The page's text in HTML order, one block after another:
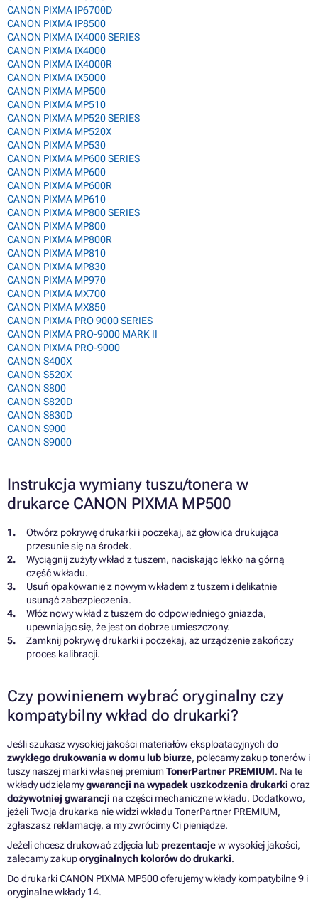
CANON PIXMA IP6700D
CANON PIXMA IP8500
CANON PIXMA IX4000 SERIES
CANON PIXMA IX4000
CANON PIXMA IX4000R
CANON PIXMA IX5000
CANON PIXMA MP500
CANON PIXMA MP510
CANON PIXMA MP520 SERIES
CANON PIXMA MP520X
CANON PIXMA MP530
CANON PIXMA MP600 SERIES
CANON PIXMA MP600
CANON PIXMA MP600R
CANON PIXMA MP610
CANON PIXMA MP800 SERIES
CANON PIXMA MP800
CANON PIXMA MP800R
CANON PIXMA MP810
CANON PIXMA MP830
CANON PIXMA MP970
CANON PIXMA MX700
CANON PIXMA MX850
CANON PIXMA PRO 9000 SERIES
CANON PIXMA PRO-9000 MARK II
CANON PIXMA PRO-9000
CANON S400X
CANON S520X
CANON S800
CANON S820D
CANON S830D
CANON S900
CANON S9000
Instrukcja wymiany tuszu/tonera w
drukarce CANON PIXMA MP500
Otwórz pokrywę drukarki i poczekaj, aż głowica drukująca
przesunie się na środek.
Wyciągnij zużyty wkład z tuszem, naciskając lekko na górną
część wkładu.
Usuń opakowanie z nowym wkładem z tuszem i delikatnie
usunąć zabezpieczenia.
Włóż nowy wkład z tuszem do odpowiedniego gniazda,
upewniając się, że jest on dobrze umieszczony.
Zamknij pokrywę drukarki i poczekaj, aż urządzenie zakończy
proces kalibracji.
Czy powinienem wybrać oryginalny czy
kompatybilny wkład do drukarki?
Jeśli szukasz wysokiej jakości materiałów eksploatacyjnych do
zwykłego drukowania w domu lub biurze, polecamy zakup tonerów i
tuszy naszej marki własnej premiumTonerPartner PREMIUM. Na te
wkłady udzielamygwarancji na wypadek uszkodzenia drukarki oraz
dożywotniej gwarancji na części mechaniczne wkładu. Dodatkowo,
jeżeli Twoja drukarka nie widzi wkładu TonerPartner PREMIUM,
zgłaszasz reklamację, a my zwrócimy Ci pieniądze.
Jeżeli chcesz drukować zdjęcia lubprezentacjew wysokiej jakości,
zalecamy zakuporyginalnych kolorów do drukarki.
Do drukarki CANON PIXMA MP500 oferujemy wkłady kompatybilne 9 i
oryginalne wkłady 14.